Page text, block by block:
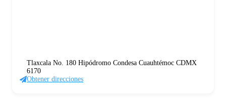
Tlaxcala No. 180 Hipódromo Condesa Cuauhtémoc CDMX
6170
Obtener direcciones